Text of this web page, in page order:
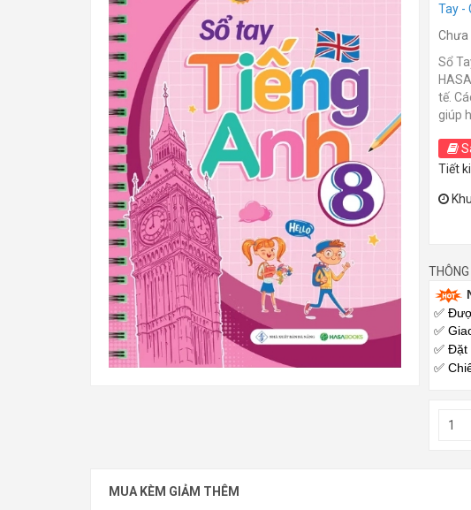
Tay -
Chưa
Sổ
tế.
giúp
Tiết
✅
✅
✅
✅
48.720đ
Tiết kiệm:
MUA KÈM GIẢM THÊM